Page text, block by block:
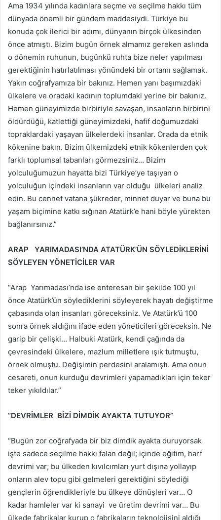
Ama 1934 yılında kadınlara seçme ve seçilme hakkı tüm
dünyada önemli bir gündem maddesiydi. Türkiye bu
konuda çok ilerici bir adımı, dünyanın birçok ülkesinden
önce atmıştı. Bizim bugün örnek almamız gereken aslında
o dönemin ruhunun, bugünkü ruhta bize neler yapılması
gerektiğinin hatırlatılması yönündeki bir ortamı sağlamak.
Yakın coğrafyamıza bir bakınız. Hemen yanı başımızdaki
ülkelere ve oradaki kadının toplumdaki yerine bir bakınız.
Hemen güneyimizde birbiriyle savaşan, insanların birbirini
öldürdüğü, katlettiği güneyimizdeki, hafif doğumuzdaki
topraklardaki yaşayan ülkelerdeki insanlar. Orada da etnik
kökenine bakın. Bizim ülkemizdeki etnik kökenlerden çok
farklı toplumsal tabanları görmezsiniz… Bizim
yolculuğumuzun hayatta bizi Türkiye’ye taşıyan o
yolculuğun içindeki insanların var olduğu ülkeleri analiz
edin. Bu cennet vatana şükreder, minnet duyar ve buna bu
yaşam biçimine katkı sığınan Atatürk’e hani böyle yürekten
bağlanırsınız.”
ARAP YARIMADASI’NDA ATATÜRK’ÜN SÖYLEDİKLERİNİ
SÖYLEYEN YÖNETİCİLER VAR
“Arap Yarımadası’nda ise enteresan bir şekilde 100 yıl
önce Atatürk’ün söylediklerini söyleyerek hayatı değiştirme
çabasında olan insanları göreceksiniz. Ve Atatürk’ü 100
sonra örnek aldığını ifade eden yöneticileri göreceksin. Ne
garip bir çelişki… Halbuki Atatürk, kendi çağında da
çevresindeki ülkelere, mazlum milletlere ışık tutmuştu,
örnek olmuştu. Değişimin perdesini aralamıştı. Ama onun
cesareti, onun kurduğu devrimleri yapamadıkları için teker
teker yıkıldılar.”
“DEVRİMLER BİZİ DİMDİK AYAKTA TUTUYOR”
“Bugün zor coğrafyada bir biz dimdik ayakta duruyorsak
işte sadece seçilme hakkı falan değil; içinde eğitim, harf
devrimi var; bu ülkeden kıvılcımları yurt dışına yollayıp
onların alev topu gibi gelmeleri gerektiğini söylediği
gençlerin öğrendikleriyle bu ülkeye dönüşleri var… O
kadar hamleler var ki sanayi ve üretim devrimi var… Bu
ülkede fabrikalar kurup o fabrikaların teknolojisini aldığı